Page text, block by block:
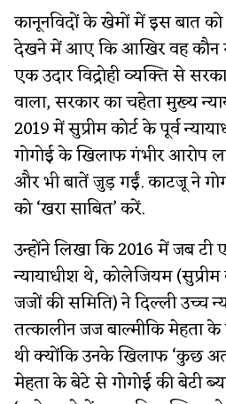
कानूनविदों के खेमों में इस बात
देखने में आए कि आखिर वह कौन
एक उदार विद्रोही व्यक्ति से
वाला, सरकार का चहेता मुख्य
2019 में सुप्रीम कोर्ट के पूर्व
गोगोई के खिलाफ गंभीर आरोप
और भी बातें जुड़ गईं. काटजू ने
को ‘खरा साबित’ करें.
उन्होंने लिखा कि 2016 में जब
न्यायाधीश थे, कोलेजियम (सुप्रीम
जजों की समिति) ने दिल्ली उच्च
तत्कालीन जज बाल्मीकि मेहता
थी क्योंकि उनके खिलाफ ‘कुछ
मेहता के बेटे से गोगोई की बेटी